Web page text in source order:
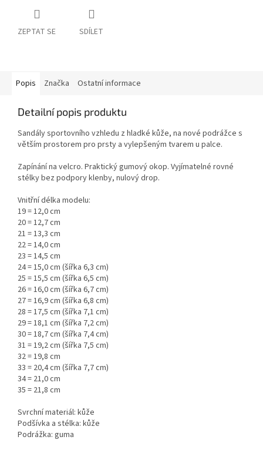
ZEPTAT SE SDÍLET
Popis Značka Ostatní informace
Detailní popis produktu
Sandály sportovního vzhledu z hladké kůže, na nové podrážce s
větším prostorem pro prsty a vylepšeným tvarem u palce.
Zapínání na velcro. Praktický gumový okop. Vyjímatelné rovné
stélky bez podpory klenby, nulový drop.
Vnitřní délka modelu:
19 = 12,0 cm
20 = 12,7 cm
21 = 13,3 cm
22 = 14,0 cm
23 = 14,5 cm
24 = 15,0 cm (šířka 6,3 cm)
25 = 15,5 cm (šířka 6,5 cm)
26 = 16,0 cm (šířka 6,7 cm)
27 = 16,9 cm (šířka 6,8 cm)
28 = 17,5 cm (šířka 7,1 cm)
29 = 18,1 cm (šířka 7,2 cm)
30 = 18,7 cm (šířka 7,4 cm)
31 = 19,2 cm (šířka 7,5 cm)
32 = 19,8 cm
33 = 20,4 cm (šířka 7,7 cm)
34 = 21,0 cm
35 = 21,8 cm
Svrchní materiál: kůže
Podšívka a stélka: kůže
Podrážka: guma